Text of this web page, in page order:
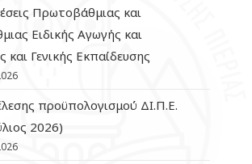
Πρωτοβάθμιας και
Ειδικής Αγωγής και
και Γενικής Εκπαίδευσης
προϋπολογισμού ΔΙ.Π.Ε.
2026)